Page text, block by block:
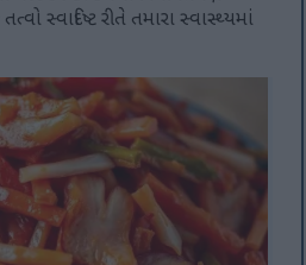
સ્વાદિષ્ટ રીતે તમારા સ્વાસ્થ્યમાં